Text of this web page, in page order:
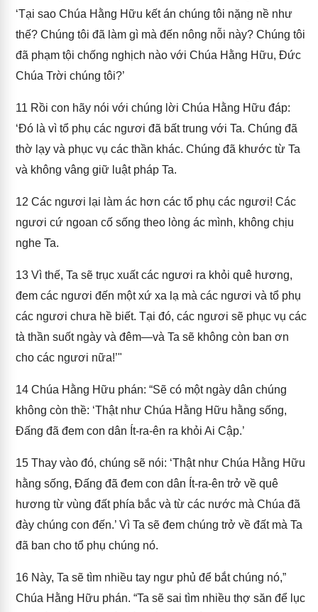
‘Tại sao Chúa Hằng Hữu kết án chúng tôi nặng nề như
thế? Chúng tôi đã làm gì mà đến nông nỗi này? Chúng tôi
đã phạm tội chống nghịch nào với Chúa Hằng Hữu, Đức
Chúa Trời chúng tôi?’
11 Rồi con hãy nói với chúng lời Chúa Hằng Hữu đáp:
‘Đó là vì tổ phụ các ngươi đã bất trung với Ta. Chúng đã
thờ lạy và phục vụ các thần khác. Chúng đã khước từ Ta
và không vâng giữ luật pháp Ta.
12 Các ngươi lại làm ác hơn các tổ phụ các ngươi! Các
ngươi cứ ngoan cố sống theo lòng ác mình, không chịu
nghe Ta.
13 Vì thế, Ta sẽ trục xuất các ngươi ra khỏi quê hương,
đem các ngươi đến một xứ xa lạ mà các ngươi và tổ phụ
các ngươi chưa hề biết. Tại đó, các ngươi sẽ phục vụ các
tà thần suốt ngày và đêm—và Ta sẽ không còn ban ơn
cho các ngươi nữa!’"
14 Chúa Hằng Hữu phán: “Sẽ có một ngày dân chúng
không còn thề: ‘Thật như Chúa Hằng Hữu hằng sống,
Đấng đã đem con dân Ít-ra-ên ra khỏi Ai Cập.’
15 Thay vào đó, chúng sẽ nói: ‘Thật như Chúa Hằng Hữu
hằng sống, Đấng đã đem con dân Ít-ra-ên trở về quê
hương từ vùng đất phía bắc và từ các nước mà Chúa đã
đày chúng con đến.’ Vì Ta sẽ đem chúng trở về đất mà Ta
đã ban cho tổ phụ chúng nó.
16 Này, Ta sẽ tìm nhiều tay ngư phủ để bắt chúng nó,”
Chúa Hằng Hữu phán. “Ta sẽ sai tìm nhiều thợ săn để lục